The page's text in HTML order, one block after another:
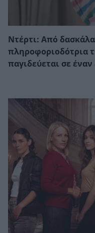
Ντέρτι: Από
πληροφοριοδότρια
παγιδεύεται σε